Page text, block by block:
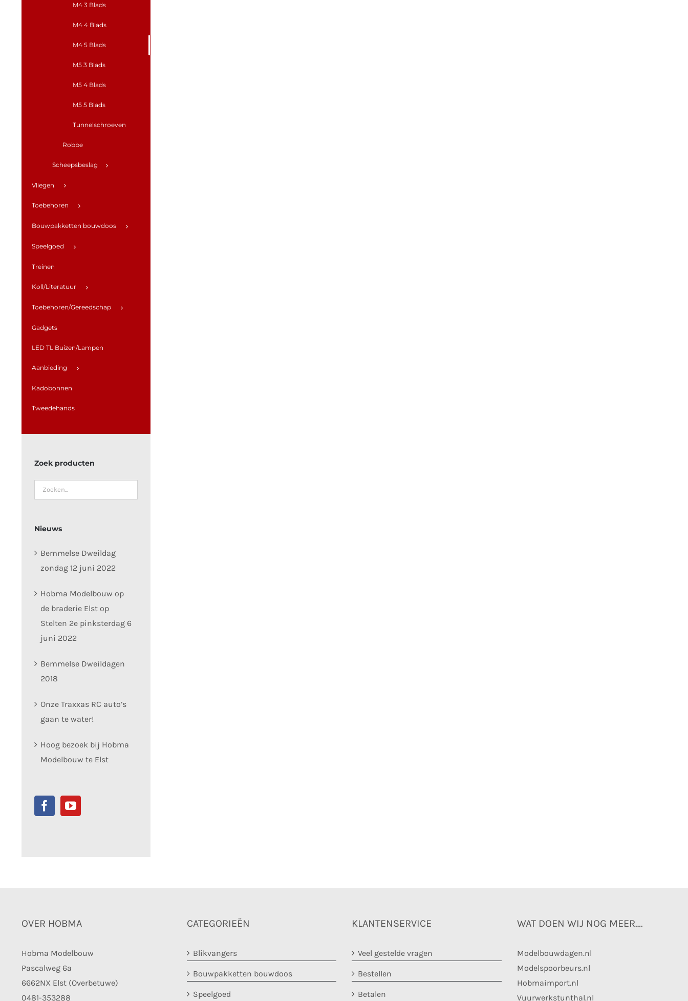
M4 3 Blads
M4 4 Blads
M4 5 Blads
M5 3 Blads
M5 4 Blads
M5 5 Blads
Tunnelschroeven
Robbe
Scheepsbeslag
Vliegen
Toebehoren
Bouwpakketten bouwdoos
Speelgoed
Treinen
Koll/Literatuur
Toebehoren/Gereedschap
Gadgets
LED TL Buizen/Lampen
Aanbieding
Kadobonnen
Tweedehands
Zoek producten
Nieuws
Bemmelse Dweildag
zondag 12 juni 2022
Hobma Modelbouw op
de braderie Elst op
Stelten 2e pinksterdag 6
juni 2022
Bemmelse Dweildagen
2018
Onze Traxxas RC auto’s
gaan te water!
Hoog bezoek bij Hobma
Modelbouw te Elst
OVER HOBMA
Hobma Modelbouw
Pascalweg 6a
6662NX Elst (Overbetuwe)
0481-353288
CATEGORIEËN
Blikvangers
Bouwpakketten bouwdoos
Speelgoed
KLANTENSERVICE
Veel gestelde vragen
Bestellen
Betalen
WAT DOEN WIJ NOG MEER….
Modelbouwdagen.nl
Modelspoorbeurs.nl
Hobmaimport.nl
Vuurwerkstunthal.nl